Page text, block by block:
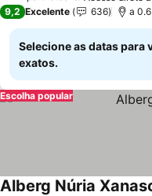
9,2 Excelente 636 a
Selecione as datas para
exatos.
Escolha popular
Alberg Núria